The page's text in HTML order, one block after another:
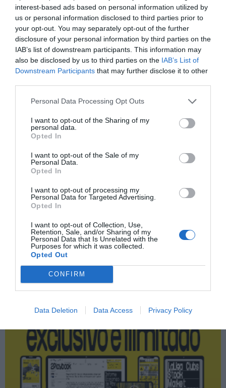
interest-based ads based on personal information utilized by
us or personal information disclosed to third parties prior to
your opt-out. You may separately opt-out of the further
disclosure of your personal information by third parties on the
IAB’s list of downstream participants. This information may
also be disclosed by us to third parties on the IAB’s List of
Downstream Participants that may further disclose it to other
Personal Data Processing Opt Outs
I want to opt-out of the Sharing of my
personal data.
Opted In
I want to opt-out of the Sale of my
Personal Data.
Opted In
I want to opt-out of processing my
Personal Data for Targeted Advertising.
Opted In
I want to opt-out of Collection, Use,
Retention, Sale, and/or Sharing of my
Personal Data that Is Unrelated with the
Purposes for which it was collected.
Opted Out
CONFIRM
Data Deletion Data Access Privacy Policy
Índex
SD Huesca
LaLiga
Nombramiento
de forma gratuita
Mantente informado con las últimas noticias de actualidad.
ACTIVAR AHORA
Compartir
Imprimir
Publicidad
2Playbook Club